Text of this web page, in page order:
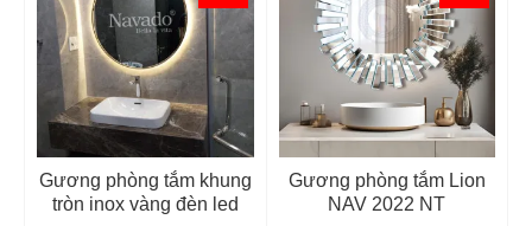
Gương phòng tắm khung
tròn inox vàng đèn led
Gương phòng tắm Lion
NAV 2022 NT